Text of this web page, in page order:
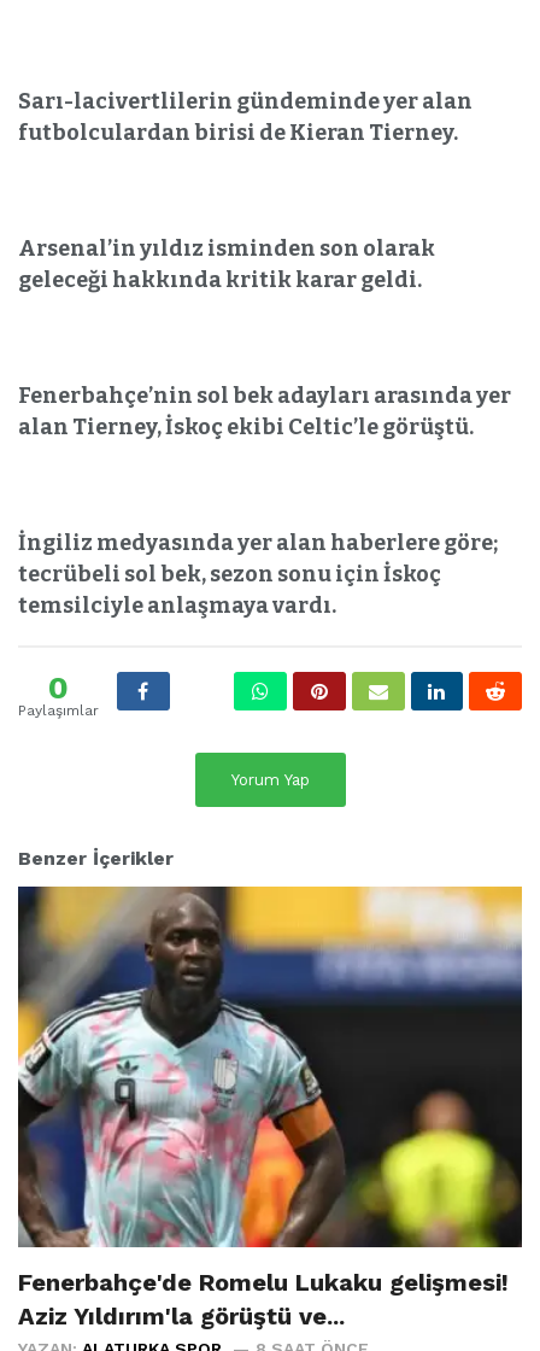
Sarı-lacivertlilerin gündeminde yer alan
futbolculardan birisi de Kieran Tierney.
Arsenal’in yıldız isminden son olarak
geleceği hakkında kritik karar geldi.
Fenerbahçe’nin sol bek adayları arasında yer
alan Tierney, İskoç ekibi Celtic’le görüştü.
İngiliz medyasında yer alan haberlere göre;
tecrübeli sol bek, sezon sonu için İskoç
temsilciyle anlaşmaya vardı.
0
Paylaşımlar
Yorum Yap
Benzer İçerikler
Fenerbahçe'de Romelu Lukaku gelişmesi!
Aziz Yıldırım'la görüştü ve...